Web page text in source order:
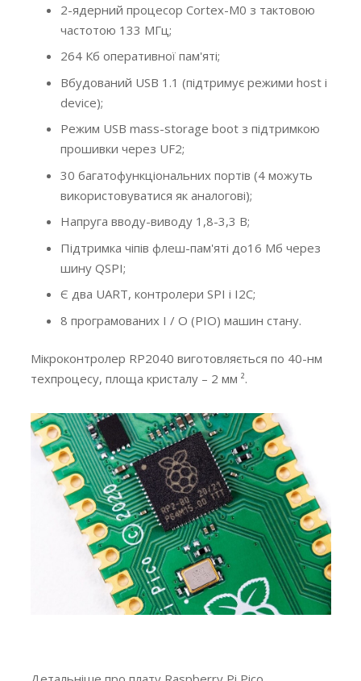
2-ядерний процесор Cortex-M0 з тактовою
частотою 133 МГц;
264 Кб оперативної пам'яті;
Вбудований USB 1.1 (підтримує режими host і
device);
Режим USB mass-storage boot з підтримкою
прошивки через UF2;
30 багатофункціональних портів (4 можуть
використовуватися як аналогові);
Напруга вводу-виводу 1,8-3,3 В;
Підтримка чіпів флеш-пам'яті до16 Mб через
шину QSPI;
Є два UART, контролери SPI і I2C;
8 програмованих I / O (PIO) машин стану.
Мікроконтролер RP2040 виготовляється по 40-нм
техпроцесу, площа кристалу – 2 мм ².